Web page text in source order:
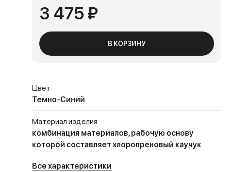
3 475 ₽
В КОРЗИНУ
Цвет
Темно-Синий
Материал изделия
комбинация материалов, рабочую основу
которой составляет хлоропреновый каучук
Все характеристики